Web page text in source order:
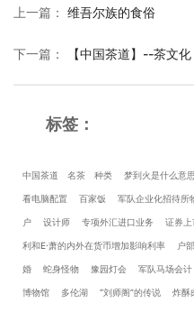
上一篇 ： 维吾尔族的食俗
下一篇 ： 【中国茶道】--茶文化
标签：
中国茶道 名茶 种类 梦到火是什么意思
看电脑配置 百家饭 军队企业化招待所
户 设计师 专项外汇进口业务 证券
利和E·萧的内外在货币增加影响利率 户
婚 蛇身怪物 豫园灯会 军队马场会计
博物馆 多伦湖 “刘师阁”的传说 炸酥